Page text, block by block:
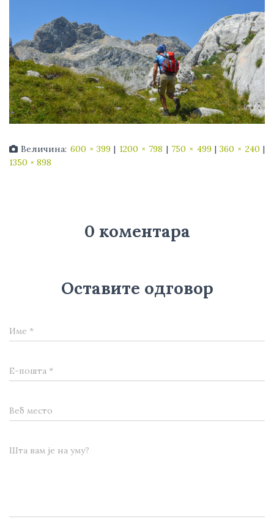
Величина: 600 × 399 | 1200 × 798 | 750 × 499 | 360 × 240 |
1350 × 898
0 коментара
Оставите одговор
Име *
Е-пошта *
Веб место
Шта вам је на уму?